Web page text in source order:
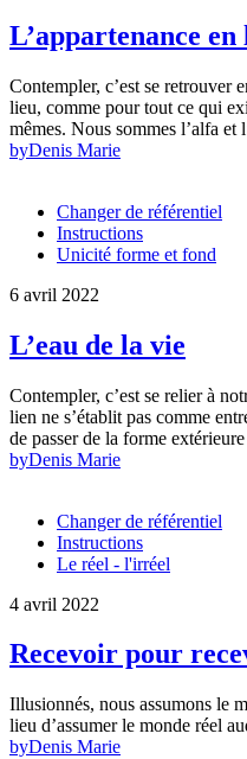
L’appartenance en
Contempler, c’est se retrouver
lieu, comme pour tout ce qui
mêmes. Nous sommes l’alfa et
byDenis Marie
Changer de référentiel
Instructions
Unicité forme et fond
6 avril 2022
L’eau de la vie
Contempler, c’est se relier à
lien ne s’établit pas comme
de passer de la forme
byDenis Marie
Changer de référentiel
Instructions
Le réel - l'irréel
4 avril 2022
Recevoir pour
Illusionnés, nous assumons le
lieu d’assumer le monde réel
byDenis Marie